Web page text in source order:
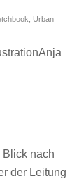
Urban
Blick nach
der Leitung